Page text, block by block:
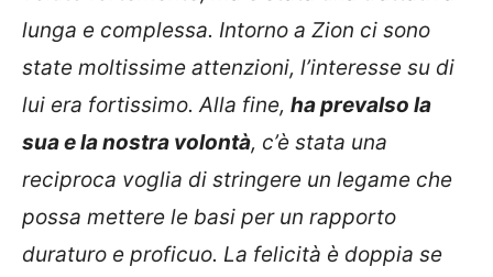
lunga e complessa. Intorno a Zion ci sono
state moltissime attenzioni, l’interesse su di
lui era fortissimo. Alla fine, ha prevalso la
sua e la nostra volontà, c’è stata una
reciproca voglia di stringere un legame che
possa mettere le basi per un rapporto
duraturo e proficuo. La felicità è doppia se